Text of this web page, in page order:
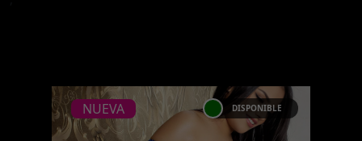
NUEVA DISPONIBLE
JULIANA CARTIER NUEVA